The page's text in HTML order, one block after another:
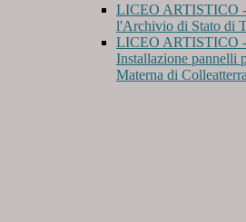
LICEO ARTISTICO
l'Archivio di Stato di
LICEO ARTISTICO
Installazione pannelli
Materna di